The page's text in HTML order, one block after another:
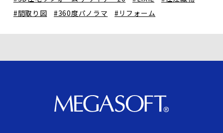
#間取り図
#360度パノラマ #リフォーム